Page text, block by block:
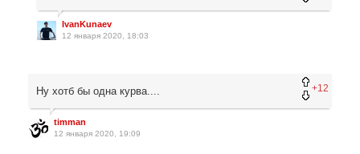
IvanKunaev
12 января 2020, 18:03
+12
Ну хотб бы одна курва....
timman
12 января 2020, 19:09